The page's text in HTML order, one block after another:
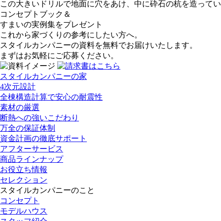
この大きいドリルで地面に穴をあけ、中に砕石の杭を造って
コンセプトブック＆
すまいの実例集をプレゼント
これから家づくりの参考にしたい方へ。
スタイルカンパニーの資料を無料でお届けいたします。
まずはお気軽にご応募ください。
スタイルカンパニーの家
4次元設計
全棟構造計算で安心の耐震性
素材の厳選
断熱への強いこだわり
万全の保証体制
資金計画の徹底サポート
アフターサービス
商品ラインナップ
お役立ち情報
セレクション
スタイルカンパニーのこと
コンセプト
モデルハウス